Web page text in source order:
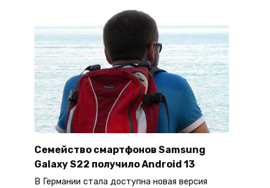
Семейство смартфонов Samsung
Galaxy S22 получило Android 13
В Германии стала доступна новая версия